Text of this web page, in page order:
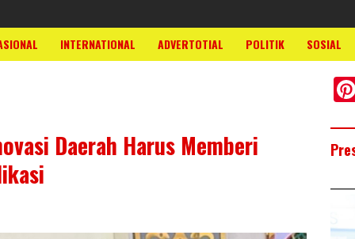
INTERNATIONAL ADVERTOTIAL POLITIK SOSIAL
Daerah Harus Memberi